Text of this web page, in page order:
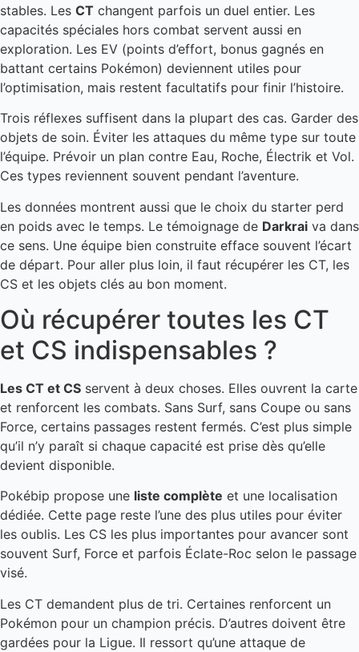
stables. Les CT changent parfois un duel entier. Les
capacités spéciales hors combat servent aussi en
exploration. Les EV (points d’effort, bonus gagnés en
battant certains Pokémon) deviennent utiles pour
l’optimisation, mais restent facultatifs pour finir l’histoire.
Trois réflexes suffisent dans la plupart des cas. Garder des
objets de soin. Éviter les attaques du même type sur toute
l’équipe. Prévoir un plan contre Eau, Roche, Électrik et Vol.
Ces types reviennent souvent pendant l’aventure.
Les données montrent aussi que le choix du starter perd
en poids avec le temps. Le témoignage de Darkrai va dans
ce sens. Une équipe bien construite efface souvent l’écart
de départ. Pour aller plus loin, il faut récupérer les CT, les
CS et les objets clés au bon moment.
Où récupérer toutes les CT
et CS indispensables ?
Les CT et CS servent à deux choses. Elles ouvrent la carte
et renforcent les combats. Sans Surf, sans Coupe ou sans
Force, certains passages restent fermés. C’est plus simple
qu’il n’y paraît si chaque capacité est prise dès qu’elle
devient disponible.
Pokébip propose une liste complète et une localisation
dédiée. Cette page reste l’une des plus utiles pour éviter
les oublis. Les CS les plus importantes pour avancer sont
souvent Surf, Force et parfois Éclate-Roc selon le passage
visé.
Les CT demandent plus de tri. Certaines renforcent un
Pokémon pour un champion précis. D’autres doivent être
gardées pour la Ligue. Il ressort qu’une attaque de